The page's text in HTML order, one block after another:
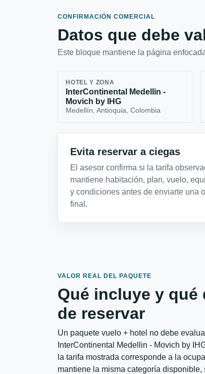
CONFIRMACIÓN COMERCIAL
Datos que debe
Este bloque mantiene la página
HOTEL Y ZONA
InterContinental Medellin -
Movich by IHG
Medellín, Antioquia, Colombia
Evita reservar a ciegas
El asesor confirma si la tarifa
mantiene habitación, plan, vuelo,
y condiciones antes de enviarte una
final.
VALOR REAL DEL PAQUETE
Qué incluye y qué
de reservar
Un paquete vuelo + hotel no debe
InterContinental Medellin - Movich by
la tarifa mostrada corresponde a la
mantiene la misma categoría